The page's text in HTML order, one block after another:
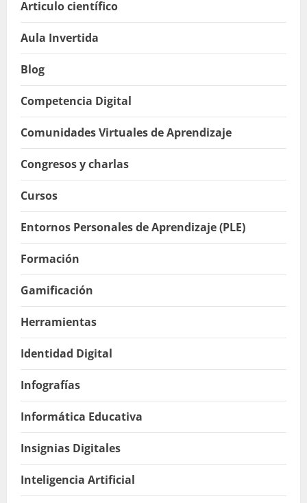
Articulo científico
Aula Invertida
Blog
Competencia Digital
Comunidades Virtuales de Aprendizaje
Congresos y charlas
Cursos
Entornos Personales de Aprendizaje (PLE)
Formación
Gamificación
Herramientas
Identidad Digital
Infografías
Informática Educativa
Insignias Digitales
Inteligencia Artificial